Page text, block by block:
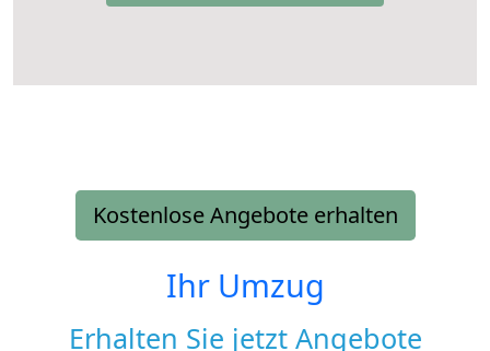
Kostenlose Angebote erhalten
Ihr Umzug
Erhalten Sie jetzt Angebote